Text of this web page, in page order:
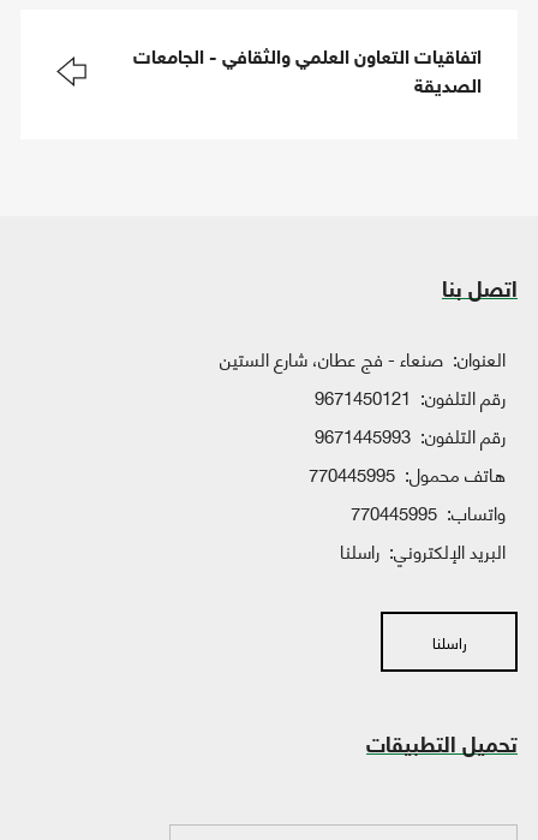
اتفاقيات التعاون العلمي والثقافي - الجامعات
الصديقة
اتصل بنا
العنوان: صنعاء - فج عطان، شارع الستين
رقم التلفون: 9671450121
رقم التلفون: 9671445993
هاتف محمول: 770445995
واتساب:
البريد الإلكتروني: راسلنا
راسلنا
تحميل التطبيقات